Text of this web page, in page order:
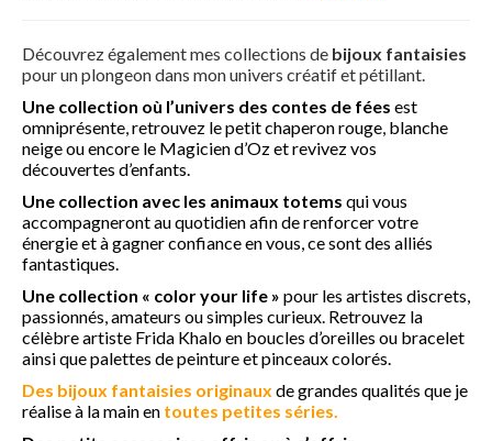
Création de contenu DIY
A propos
Book
Blog
DIY
Maquillage
Animations
Anniversaire
Découvrez également mes collections de bijoux fantaisies
pour un plongeon dans mon univers créatif et pétillant.
Une collection où l’univers des contes de fées est
omniprésente, retrouvez le petit chaperon rouge, blanche
neige ou encore le Magicien d’Oz et revivez vos
découvertes d’enfants.
Une collection avec les animaux totems qui vous
accompagneront au quotidien afin de renforcer votre
énergie et à gagner confiance en vous, ce sont des alliés
fantastiques.
Une collection « color your life » pour les artistes discrets,
passionnés, amateurs ou simples curieux. Retrouvez la
célèbre artiste Frida Khalo en boucles d’oreilles ou bracelet
ainsi que palettes de peinture et pinceaux colorés.
Des bijoux fantaisies originaux de grandes qualités que je
réalise à la main en toutes petites séries.